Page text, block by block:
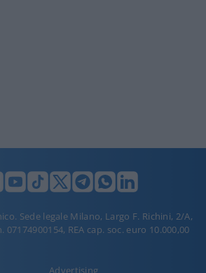
Sede legale Milano, Largo F. Richini, 2/A,
07174900154, REA cap. soc. euro 10.000,00
Advertising